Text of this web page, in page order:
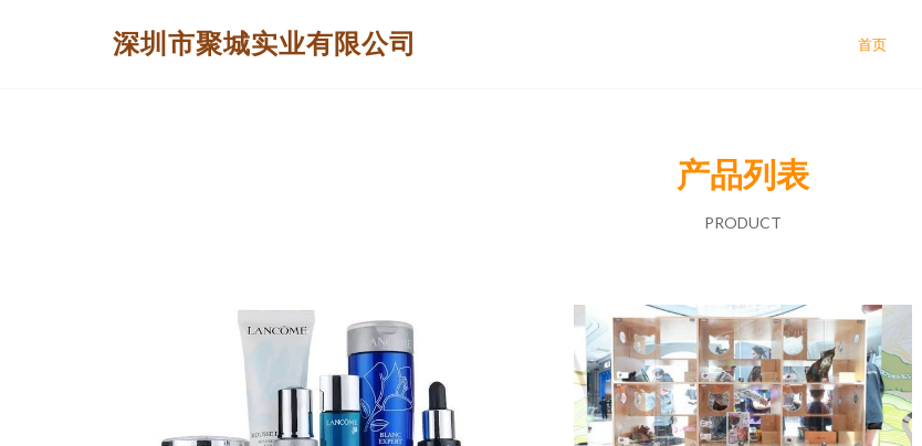
深圳市聚城实业有限公司 首页
产品列表
PRODUCT